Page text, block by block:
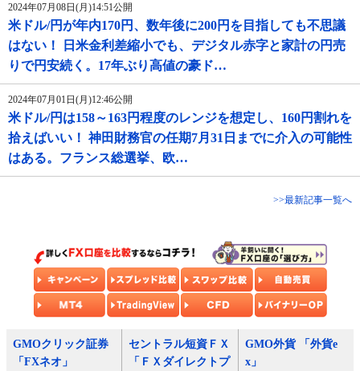
2024年07月08日(月)14:51公開
米ドル/円が年内170円、数年後に200円を目指しても不思議
はない！ 日米金利差縮小でも、デジタル赤字と家計の円売
りで円安続く。17年ぶり高値の豪ド…
2024年07月01日(月)12:46公開
米ドル/円は158～163円程度のレンジを想定し、160円割れを
拾えばいい！ 神田財務官の任期7月31日までに介入の可能性
はある。フランス総選挙、欧…
>>最新記事一覧へ
GMOクリック証券
「FXネオ」
セントラル短資ＦＸ
「ＦＸダイレクトプ
GMO外貨 「外貨e
x」